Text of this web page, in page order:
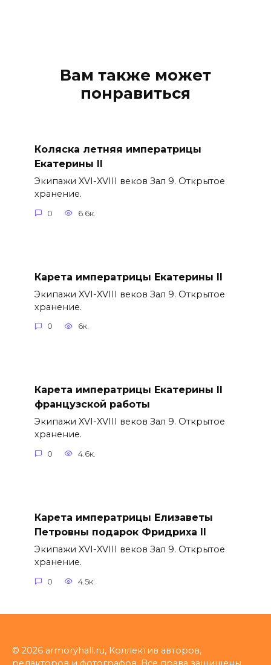
Вам также может
понравиться
Коляска летняя императрицы
Екатерины II
Экипажи XVI-XVIII веков Зал 9. Открытое
хранение.
0 6.6к.
Карета императрицы Екатерины II
Экипажи XVI-XVIII веков Зал 9. Открытое
хранение.
0 6к.
Карета императрицы Екатерины II
французской работы
Экипажи XVI-XVIII веков Зал 9. Открытое
хранение.
0 4.6к.
Карета императрицы Елизаветы
Петровны подарок Фридриха II
Экипажи XVI-XVIII веков Зал 9. Открытое
хранение.
0 4.5к.
© 2026 armoryhall.ru, Коллектив авторов,